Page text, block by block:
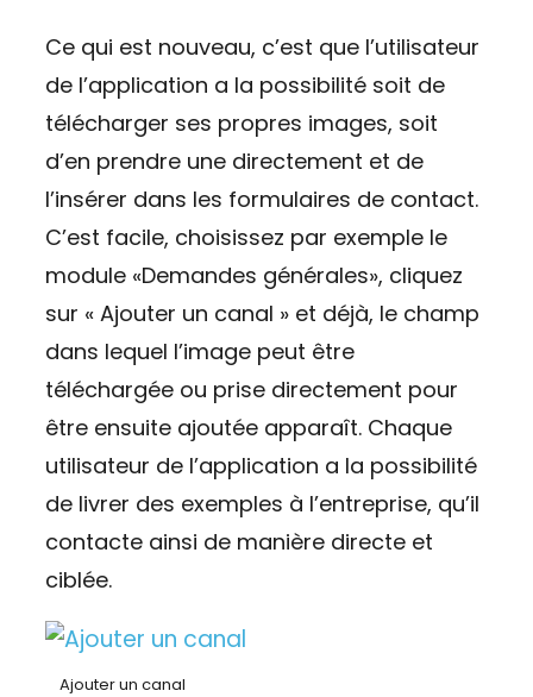
Ce qui est nouveau, c’est que l’utilisateur
de l’application a la possibilité soit de
télécharger ses propres images, soit
d’en prendre une directement et de
l’insérer dans les formulaires de contact.
C’est facile, choisissez par exemple le
module «Demandes générales», cliquez
sur « Ajouter un canal » et déjà, le champ
dans lequel l’image peut être
téléchargée ou prise directement pour
être ensuite ajoutée apparaît. Chaque
utilisateur de l’application a la possibilité
de livrer des exemples à l’entreprise, qu’il
contacte ainsi de manière directe et
ciblée.
Ajouter un canal